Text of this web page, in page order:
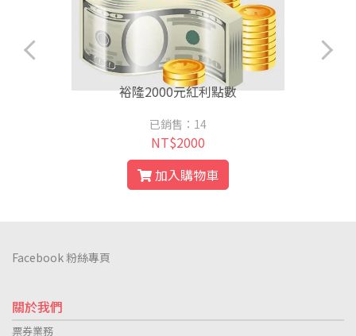
裕隆2000元紅利點數
已銷售：14
NT$2000
加入購物車
關於我們
票券業務
Facebook 粉絲專頁